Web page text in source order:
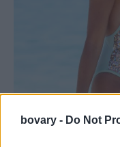
bovary - Do Not